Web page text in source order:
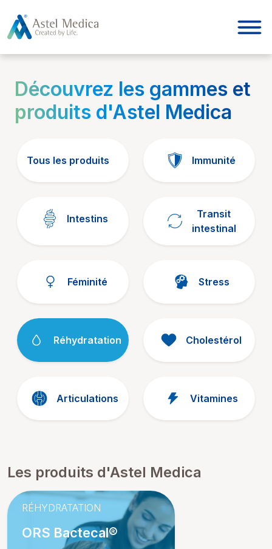
Découvrez les gammes et
produits d'Astel Medica
Tous les produits Immunité
Intestins
Transit
intestinal
Féminité Stress
Réhydratation Cholestérol
Articulations Vitamines
Les produits d'Astel Medica
RÉHYDRATATION
ORS Bactecal®